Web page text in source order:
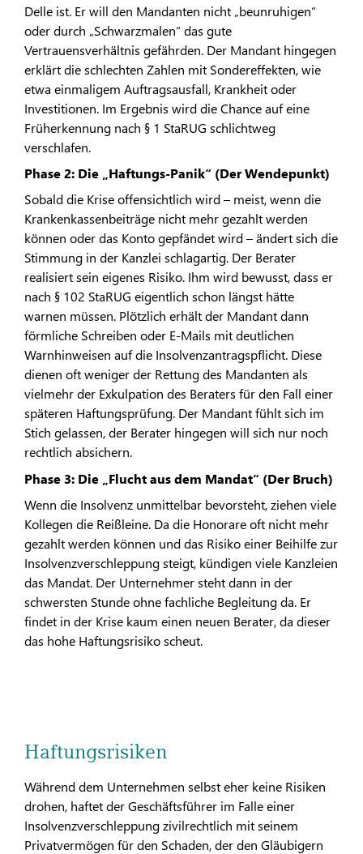
Delle ist. Er will den Mandanten nicht „beunruhigen“
oder durch „Schwarzmalen“ das gute
Vertrauensverhältnis gefährden. Der Mandant hingegen
erklärt die schlechten Zahlen mit Sondereffekten, wie
etwa einmaligem Auftragsausfall, Krankheit oder
Investitionen. Im Ergebnis wird die Chance auf eine
Früherkennung nach § 1 StaRUG schlichtweg
verschlafen.
Phase 2: Die „Haftungs-Panik“ (Der Wendepunkt)
Sobald die Krise offensichtlich wird – meist, wenn die
Krankenkassenbeiträge nicht mehr gezahlt werden
können oder das Konto gepfändet wird – ändert sich die
Stimmung in der Kanzlei schlagartig. Der Berater
realisiert sein eigenes Risiko. Ihm wird bewusst, dass er
nach § 102 StaRUG eigentlich schon längst hätte
warnen müssen. Plötzlich erhält der Mandant dann
förmliche Schreiben oder E-Mails mit deutlichen
Warnhinweisen auf die Insolvenzantragspflicht. Diese
dienen oft weniger der Rettung des Mandanten als
vielmehr der Exkulpation des Beraters für den Fall einer
späteren Haftungsprüfung. Der Mandant fühlt sich im
Stich gelassen, der Berater hingegen will sich nur noch
rechtlich absichern.
Phase 3: Die „Flucht aus dem Mandat“ (Der Bruch)
Wenn die Insolvenz unmittelbar bevorsteht, ziehen viele
Kollegen die Reißleine. Da die Honorare oft nicht mehr
gezahlt werden können und das Risiko einer Beihilfe zur
Insolvenzverschleppung steigt, kündigen viele Kanzleien
das Mandat. Der Unternehmer steht dann in der
schwersten Stunde ohne fachliche Begleitung da. Er
findet in der Krise kaum einen neuen Berater, da dieser
das hohe Haftungsrisiko scheut.
Haftungsrisiken
Während dem Unternehmen selbst eher keine Risiken
drohen, haftet der Geschäftsführer im Falle einer
Insolvenzverschleppung zivilrechtlich mit seinem
Privatvermögen für den Schaden, der den Gläubigern